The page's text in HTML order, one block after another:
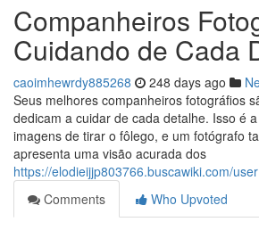
Companheiros
Cuidando de Cada
caoimhewrdy885268 248 days ago
Seus melhores companheiros fotográfios
dedicam a cuidar de cada detalhe. Isso é
imagens de tirar o fôlego, e um fotógrafo
apresenta uma visão acurada dos
https://elodieijjp803766.buscawiki.com/user
Comments
Who Upvoted